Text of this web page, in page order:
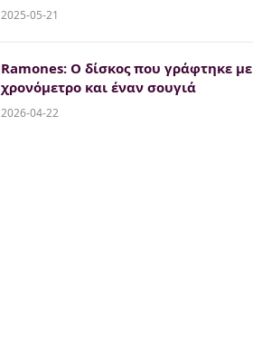
2025-05-21
Ramones: Ο δίσκος που γράφτηκε με
χρονόμετρο και έναν σουγιά
2026-04-22